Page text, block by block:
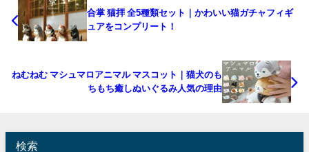
合掌 猫拝 全5種類セット｜かわいい猫ガチャフィギ
ュアをコンプリート！
ねむねむ マシュマロアニマル マスコット｜猫犬のも
ちもち癒しぬいぐるみ人気の理由
検索